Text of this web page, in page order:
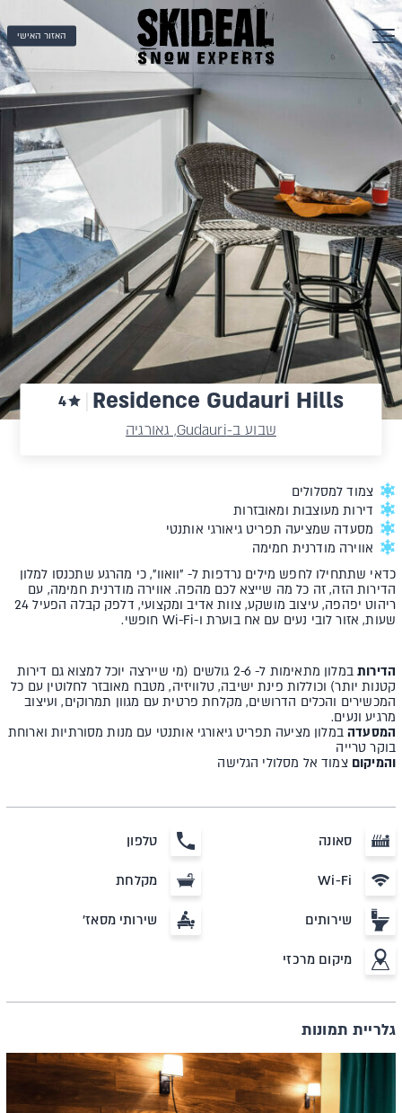
האזור האישי
Residence Gudauri Hills
4
שבוע ב-Gudauri, גאורגיה
צמוד למסלולים
דירות מעוצבות ומאובזרות
מסעדה שמציעה תפריט גיאורגי אותנטי
אווירה מודרנית חמימה
כדאי שתתחילו לחפש מילים נרדפות ל- "וואוו", כי מהרגע שתכנסו למלון
הדירות הזה, זה כל מה שייצא לכם מהפה. אווירה מודרנית חמימה, עם
ריהוט יפהפה, עיצוב מושקע, צוות אדיב ומקצועי, דלפק קבלה הפעיל 24
שעות, אזור לובי נעים עם אח בוערת ו-Wi-Fi חופשי.
הדירות
במלון מתאימות ל- 2-6 גולשים (מי שיירצה יוכל למצוא גם דירות
קטנות יותר) וכוללות פינת ישיבה, טלוויזיה, מטבח מאובזר לחלוטין עם כל
המכשירים והכלים הדרושים, מקלחת פרטית עם מגוון תמרוקים, ועיצוב
מרגיע ונעים.
המסעדהבמלון מציעה תפריט גיאורגי אותנטי עם מנות מסורתיות וארוחת
בוקר טרייה
והמיקום צמוד אל מסלולי הגלישה
סאונה טלפון
Wi-Fi מקלחת
שירותים שירותי מסאז'
מיקום מרכזי
גלריית תמונות